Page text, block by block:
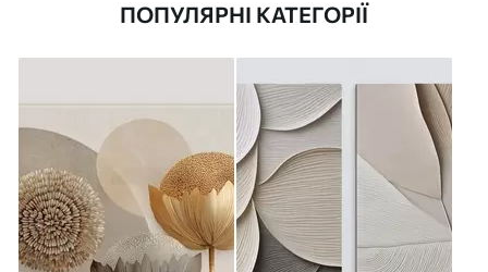
ПОПУЛЯРНІ КАТЕГОРІЇ